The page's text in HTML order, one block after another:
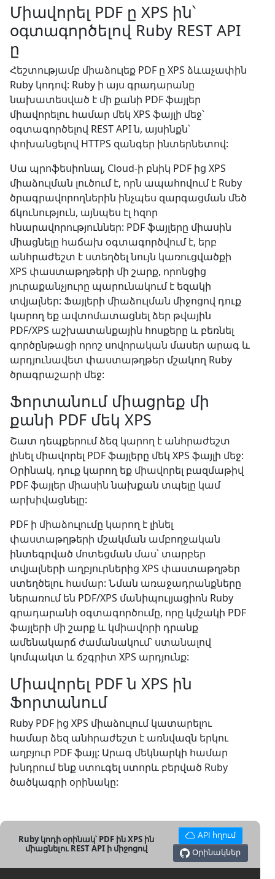
Միավորել PDF ը XPS ին՝
օգտագործելով Ruby REST API
ը
Հեշտությամբ միաձուլեք PDF ը XPS ձևաչափին
Ruby կոդով: Ruby ի այս գրադարանը
նախատեսված է մի քանի PDF ֆայլեր
միավորելու համար մեկ XPS ֆայլի մեջ՝
օգտագործելով REST API ն, այսինքն՝
փոխանցելով HTTPS զանգեր ինտերնետով:
Սա պրոֆեսիոնալ, Cloud-ի բնիկ PDF ից XPS
միաձուլման լուծում է, որն ապահովում է Ruby
ծրագրավորողներին ինչպես զարգացման մեծ
ճկունություն, այնպես էլ հզոր
հնարավորություններ: PDF ֆայլերը միասին
միացնելը հաճախ օգտագործվում է, երբ
անհրաժեշտ է ստեղծել նույն կառուցվածքի
XPS փաստաթղթերի մի շարք, որոնցից
յուրաքանչյուրը պարունակում է եզակի
տվյալներ: Ֆայլերի միաձուլման միջոցով դուք
կարող եք ավտոմատացնել ձեր թվային
PDF/XPS աշխատանքային հոսքերը և բեռնել
գործընթացի որոշ սովորական մասեր արագ և
արդյունավետ փաստաթղթեր մշակող Ruby
ծրագրաշարի մեջ:
Ֆորտանում միացրեք մի
քանի PDF մեկ XPS
Շատ դեպքերում ձեզ կարող է անհրաժեշտ
լինել միավորել PDF ֆայլերը մեկ XPS ֆայլի մեջ:
Օրինակ, դուք կարող եք միավորել բազմաթիվ
PDF ֆայլեր միասին նախքան տպելը կամ
արխիվացնելը:
PDF ի միաձուլումը կարող է լինել
փաստաթղթերի մշակման ամբողջական
ինտեգրված մոտեցման մաս՝ տարբեր
տվյալների աղբյուրներից XPS փաստաթղթեր
ստեղծելու համար: Նման առաջադրանքները
ներառում են PDF/XPS մանիպուլյացիոն Ruby
գրադարանի օգտագործումը, որը կմշակի PDF
ֆայլերի մի շարք և կմիավորի դրանք
ամենակարճ ժամանակում՝ ստանալով
կոմպակտ և ճշգրիտ XPS արդյունք:
Միավորել PDF ն XPS ին
Ֆորտանում
Ruby PDF ից XPS միաձուլում կատարելու
համար ձեզ անհրաժեշտ է առնվազն երկու
աղբյուր PDF ֆայլ: Արագ մեկնարկի համար
խնդրում ենք ստուգել ստորև բերված Ruby
ծածկագրի օրինակը:
Ruby կոդի օրինակ՝ PDF ին XPS ին
միացնելու REST API ի միջոցով
API հղում
Օրինակներ